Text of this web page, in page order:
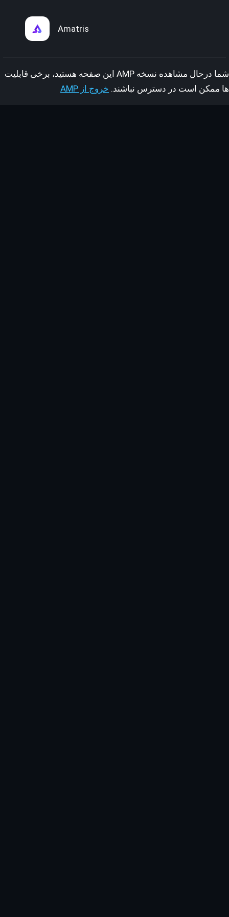
Amatris
شما درحال مشاهده نسخه AMP این صفحه هستید، برخی قابلیت
ها ممکن است در دسترس نباشند. خروج از AMP